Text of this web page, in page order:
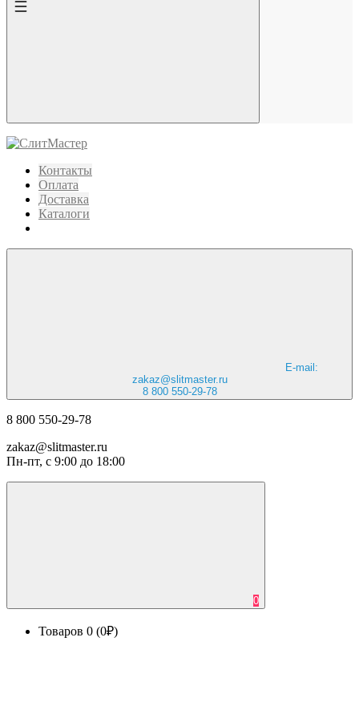
Контакты
Оплата
Доставка
Каталоги
E-mail:
zakaz@slitmaster.ru
8 800 550-29-78
8 800 550-29-78
zakaz@slitmaster.ru
Пн-пт, с 9:00 до 18:00
0
Товаров 0 (0₽)